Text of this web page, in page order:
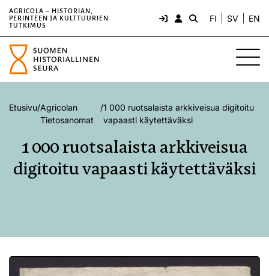
AGRICOLA – HISTORIAN,
PERINTEEN JA KULTTUURIEN
TUTKIMUS
FI SV EN
Etusivu/Agricolan
Tietosanomat
/1 000 ruotsalaista arkkiveisua digitoitu
vapaasti käytettäväksi
1 000 ruotsalaista arkkiveisua
digitoitu vapaasti käytettäväksi